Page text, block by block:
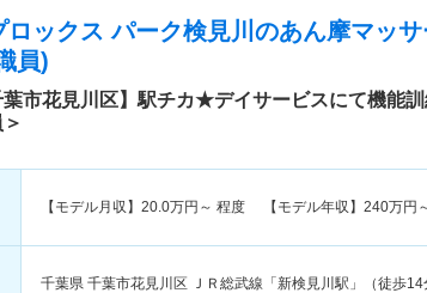
ックス パーク検見川 のあん摩マッ
員)
葉市花見川区】駅チカ★デイサービスにて機能
【モデル月収】 20.0万円～ 程度 【モデル年収】 240万円
千葉県 千葉市花見川区 ＪＲ総武線「新検見川駅」（徒歩